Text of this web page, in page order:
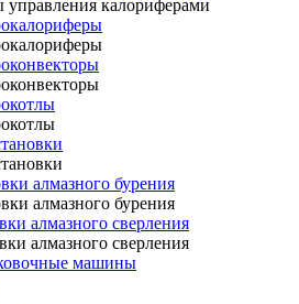
калориферами
алмазного бурения
алмазного бурения
алмазного сверления
алмазного сверления
машины